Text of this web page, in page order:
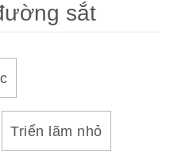
sắt
Triển lãm nhỏ